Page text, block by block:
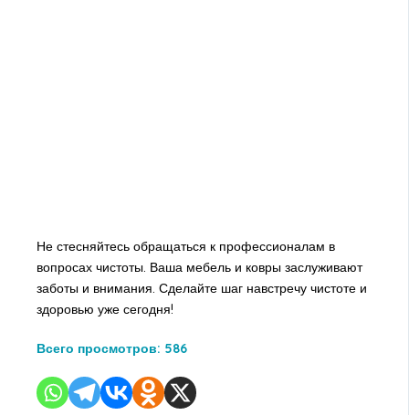
Не стесняйтесь обращаться к профессионалам в
вопросах чистоты. Ваша мебель и ковры заслуживают
заботы и внимания. Сделайте шаг навстречу чистоте и
здоровью уже сегодня!
Всего просмотров: 586